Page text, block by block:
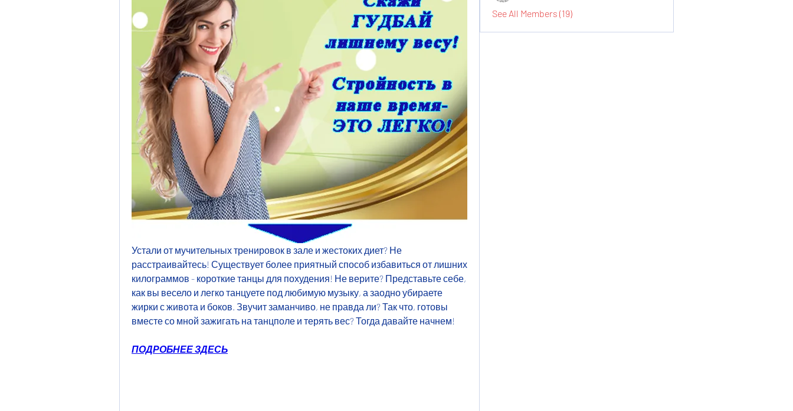
Устали от мучительных тренировок в зале и жестоких диет? Не
расстраивайтесь! Существует более приятный способ избавиться от лишних
килограммов - короткие танцы для похудения! Не верите? Представьте себе,
как вы весело и легко танцуете под любимую музыку, а заодно убираете
жирки с живота и боков. Звучит заманчиво, не правда ли? Так что, готовы
вместе со мной зажигать на танцполе и терять вес? Тогда давайте начнем!
ПОДРОБНЕЕ ЗДЕСЬ
See All Members (19)